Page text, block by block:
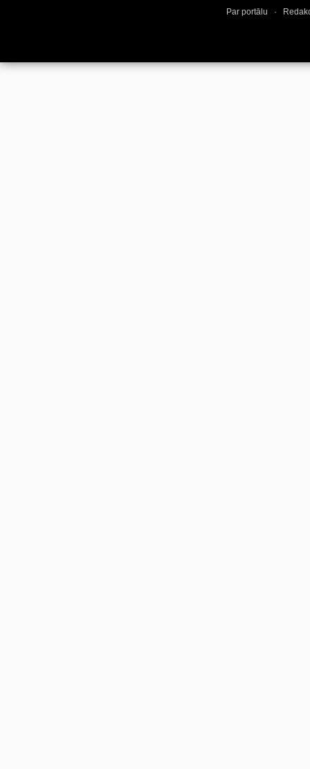
Par portālu ·